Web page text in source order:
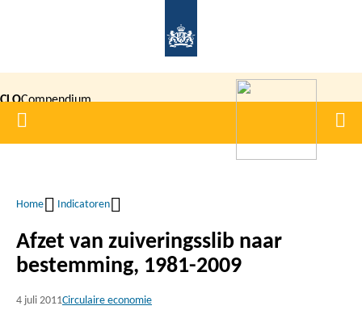
inhoud
gaan
CLOCompendium
voor de
Home
Kruimelpad
Home Indicatoren
Afzet van zuiveringsslib naar
bestemming, 1981-2009
4 juli 2011Circulaire economie